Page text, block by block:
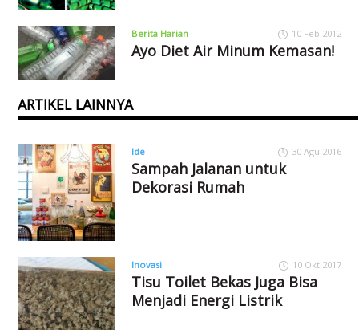
Berita Harian 10 Feb 2012
Ayo Diet Air Minum Kemasan!
ARTIKEL LAINNYA
Ide 30 Agu 2016
Sampah Jalanan untuk
Dekorasi Rumah
Inovasi 10 Okt 2017
Tisu Toilet Bekas Juga Bisa
Menjadi Energi Listrik